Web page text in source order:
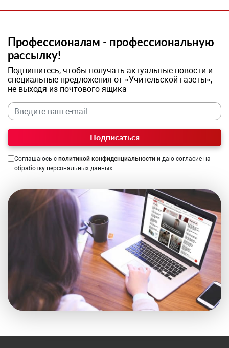
Профессионалам - профессиональную
рассылку!
Подпишитесь, чтобы получать актуальные новости и
специальные предложения от «Учительской газеты»,
не выходя из почтового ящика
Подписаться
Соглашаюсь с политикой конфиденциальности и даю согласие на
обработку персональных данных